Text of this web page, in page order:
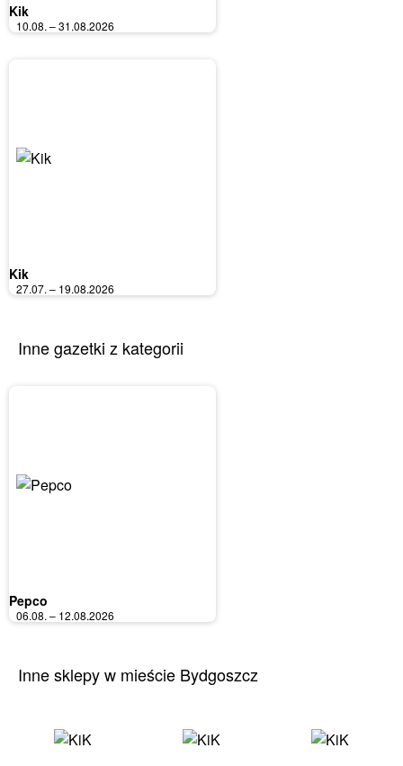
Kik
10.08. – 31.08.2026
Kik
27.07. – 19.08.2026
Inne gazetki z kategorii
Pepco
06.08. – 12.08.2026
Inne sklepy w mieście Bydgoszcz